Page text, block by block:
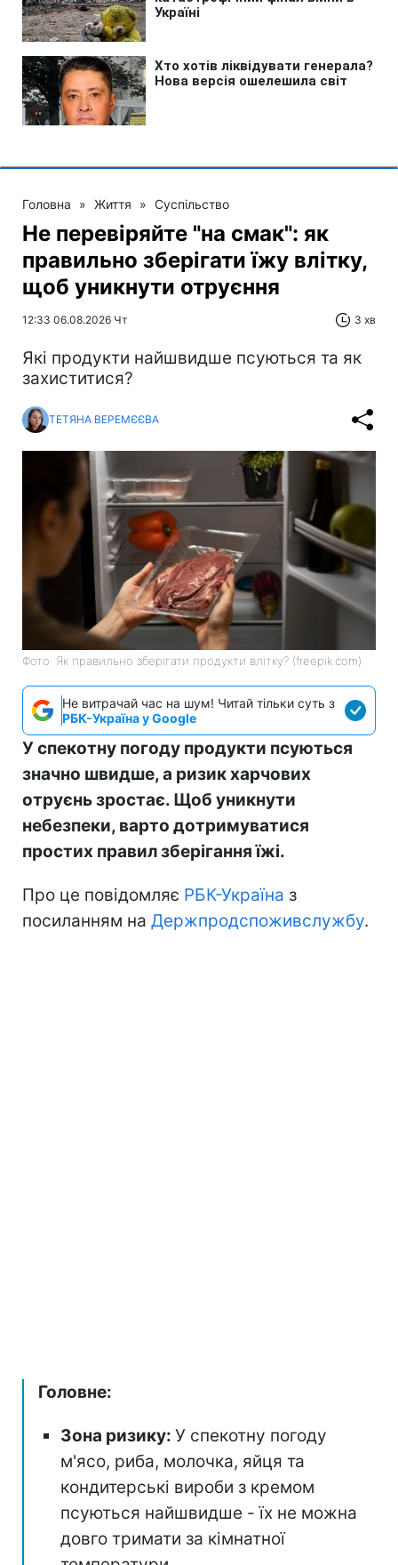
Головна » Життя » Суспільство
Не перевіряйте "на смак": як
правильно зберігати їжу влітку,
щоб уникнути отруєння
12:33 06.08.2026 Чт 3 хв
Які продукти найшвидше псуються та як
захиститися?
ТЕТЯНА ВЕРЕМЄЄВА
Фото: Як правильно зберігати продукти влітку? (freepik.com)
Не витрачай час на шум! Читай тільки суть з
РБК-Україна у Google
У спекотну погоду продукти псуються
значно швидше, а ризик харчових
отруєнь зростає. Щоб уникнути
небезпеки, варто дотримуватися
простих правил зберігання їжі.
Про це повідомляє РБК-Україна з
посиланням на Держпродспоживслужбу.
Головне:
Зона ризику: У спекотну погоду
м'ясо, риба, молочка, яйця та
кондитерські вироби з кремом
псуються найшвидше - їх не можна
довго тримати за кімнатної